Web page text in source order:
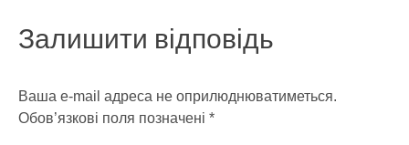
Залишити відповідь
Ваша e-mail адреса не оприлюднюватиметься.
Обов’язкові поля позначені *